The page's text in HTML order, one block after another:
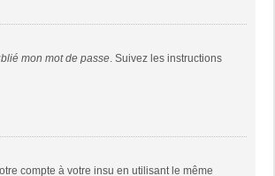
mon mot de passe. Suivez les instructions
compte à votre insu en utilisant le même